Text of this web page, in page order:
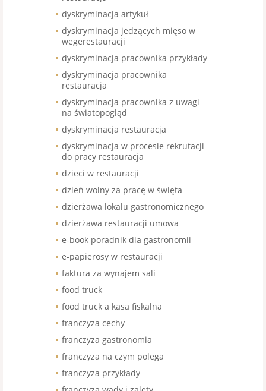
dyskryminacja artykuł
dyskryminacja jedzących mięso w
wegerestauracji
dyskryminacja pracownika przykłady
dyskryminacja pracownika
restauracja
dyskryminacja pracownika z uwagi
na światopogląd
dyskryminacja restauracja
dyskryminacja w procesie rekrutacji
do pracy restauracja
dzieci w restauracji
dzień wolny za pracę w święta
dzierżawa lokalu gastronomicznego
dzierżawa restauracji umowa
e-book poradnik dla gastronomii
e-papierosy w restauracji
faktura za wynajem sali
food truck
food truck a kasa fiskalna
franczyza cechy
franczyza gastronomia
franczyza na czym polega
franczyza przykłady